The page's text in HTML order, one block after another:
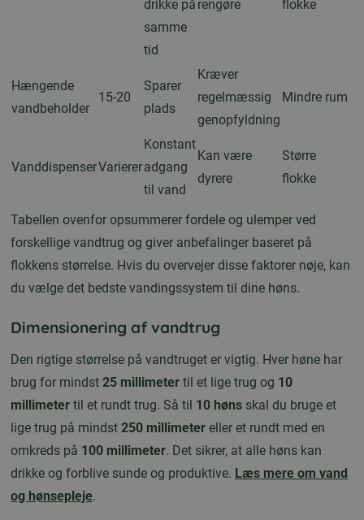
drikke på
samme
tid
rengøre flokke
Hængende
vandbeholder
15-20
Sparer
plads
Kræver
regelmæssig
genopfyldning
Mindre rum
VanddispenserVarierer
Konstant
adgang
til vand
Kan være
dyrere
Større
flokke
Tabellen ovenfor opsummerer fordele og ulemper ved
forskellige vandtrug og giver anbefalinger baseret på
flokkens størrelse. Hvis du overvejer disse faktorer nøje, kan
du vælge det bedste vandingssystem til dine høns.
Dimensionering af vandtrug
Den rigtige størrelse på vandtruget er vigtig. Hver høne har
brug for mindst 25 millimeter til et lige trug og 10
millimeter til et rundt trug. Så til 10 høns skal du bruge et
lige trug på mindst 250 millimeter eller et rundt med en
omkreds på 100 millimeter. Det sikrer, at alle høns kan
drikke og forblive sunde og produktive. Læs mere om vand
og hønsepleje.